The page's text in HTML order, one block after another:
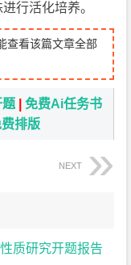
行活化培养。
查看该篇文章全部
|免费Ai任务书
排版
NEXT
质研究开题报告